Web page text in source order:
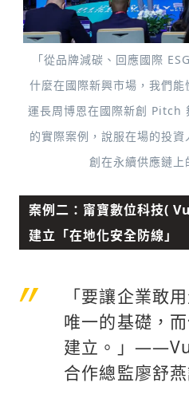
「從品牌減碳、回應國際
什麼在國際新興市場，我們
運長周博恩在國際新創 Pitch
的實際案例，說服在場的投
創在永續供應鏈上
案例二：甯寶數位科技(
建立「在地化安全防線」
「要讓企業敢
唯一的基礎，
建立。」
合作總監廖舒燕